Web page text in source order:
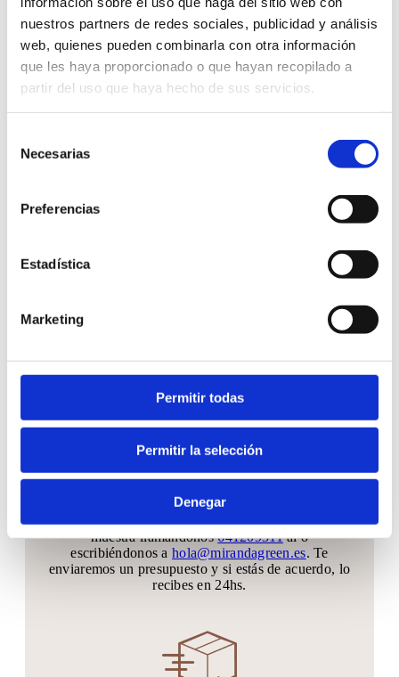
nuestros partners de redes sociales, publicidad y análisis
web, quienes pueden combinarla con otra información
que les haya proporcionado o que hayan recopilado a
partir del uso que haya hecho de sus servicios.
Necesarias
Preferencias
Estadística
Marketing
Permitir todas
Permitir la selección
Denegar
SOSTENIBLE KM 0 BIODEGRADABLE
DESCRIPCIÓN
Hacer tu pedido es muy fácil
Puedes hacer tu pedido hasta 30 días antes de tu
mucho más, sin problema!! Podrás agregar
unidades hasta 20 días antes de tu evento
¿Puedo ver antes el producto?
Coordinaremos una cita por vídeo llamada para que
lo veas en vivo, o también puedes solicitar una
muestra llamándonos641209311al o
escribiéndonos ahola@mirandagreen.es. Te
enviaremos un presupuesto y si estás de acuerdo, lo
recibes en 24hs.